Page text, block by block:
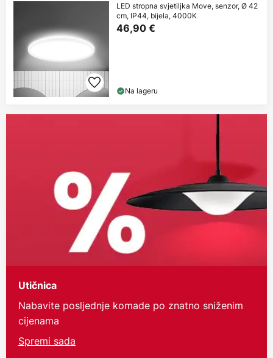
LED stropna svjetiljka Move, senzor, Ø 42
cm, IP44, bijela, 4000K
46,90 €
Na lageru
Utičnica
Nabavite posljednje komade po znatno sniženim
cijenama
Spremi sada